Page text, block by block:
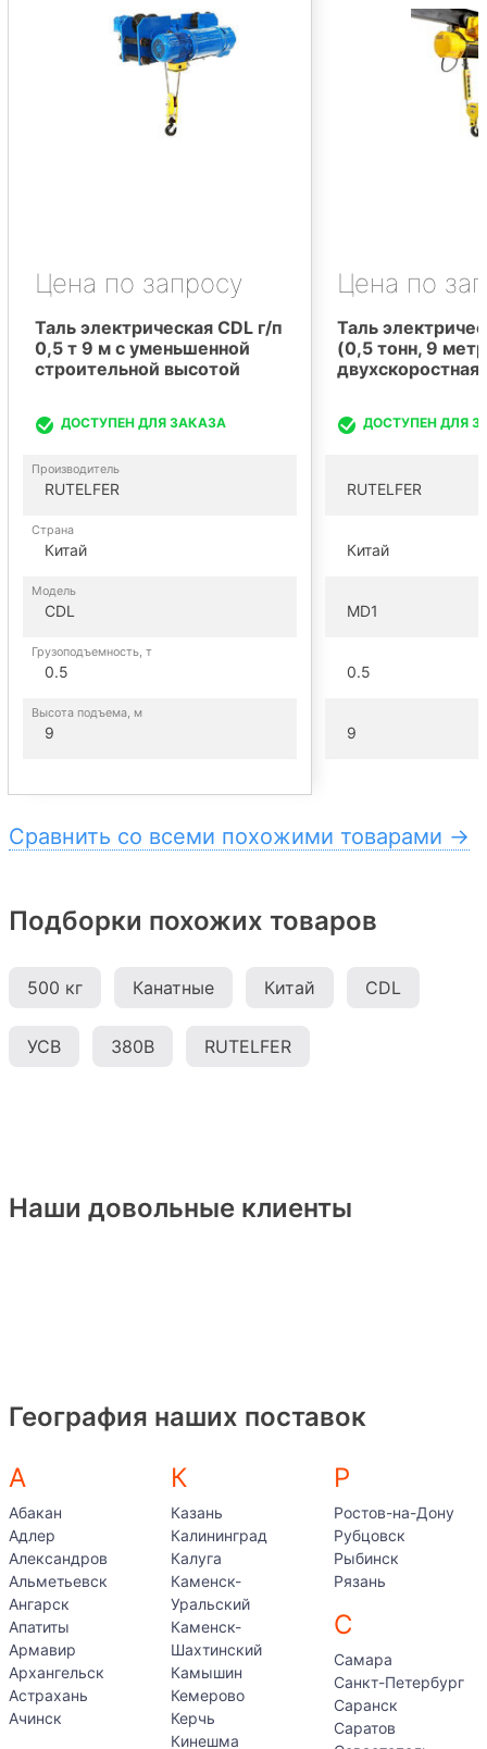
Таль электрическая CDL г/п
0,5 т 9 м с уменьшенной
строительной высотой
ДОСТУПЕН ДЛЯ ЗАКАЗА
Цена по запросу
Производитель
RUTELFER
Страна
Китай
Модель
CDL
Грузоподъемность, т
0.5
Высота подъема, м
9
Таль
(0,5 тонн, 9
двухскоростная
ДОСТУПЕН ДЛЯ
Цена по
RUTELFER
Китай
MD1
0.5
9
Сравнить со всеми похожими товарами →
Подборки похожих товаров
500 кг Канатные Китай CDL
УСВ 380В RUTELFER
Наши довольные клиенты
География наших поставок
А
Абакан
Адлер
Александров
Альметьевск
Ангарск
Апатиты
Армавир
Архангельск
Астрахань
Ачинск
К
Казань
Калининград
Калуга
Каменск-
Уральский
Каменск-
Шахтинский
Камышин
Кемерово
Керчь
Кинешма
Р
Ростов-на-Дону
Рубцовск
Рыбинск
Рязань
С
Самара
Санкт-Петербург
Саранск
Саратов